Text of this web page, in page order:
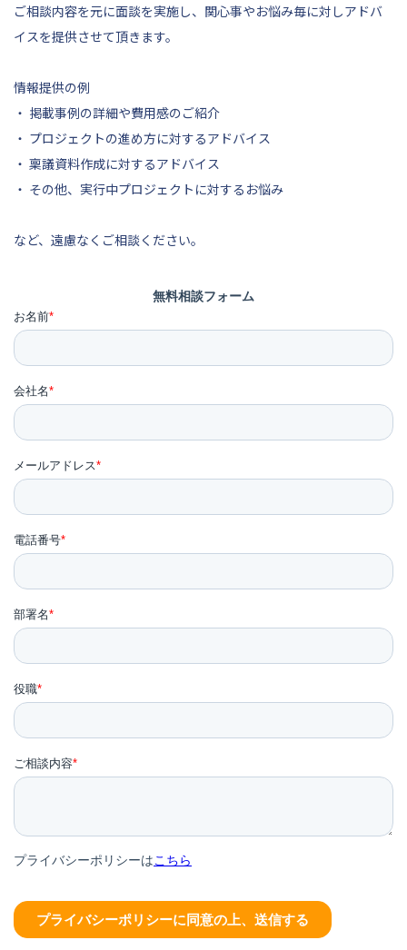
ご相談内容を元に面談を実施し、関心事やお悩み毎に対しアドバ
イスを提供させて頂きます。
情報提供の例
・ 掲載事例の詳細や費用感のご紹介
・ プロジェクトの進め方に対するアドバイス
・ 稟議資料作成に対するアドバイス
・ その他、実行中プロジェクトに対するお悩み
など、遠慮なくご相談ください。